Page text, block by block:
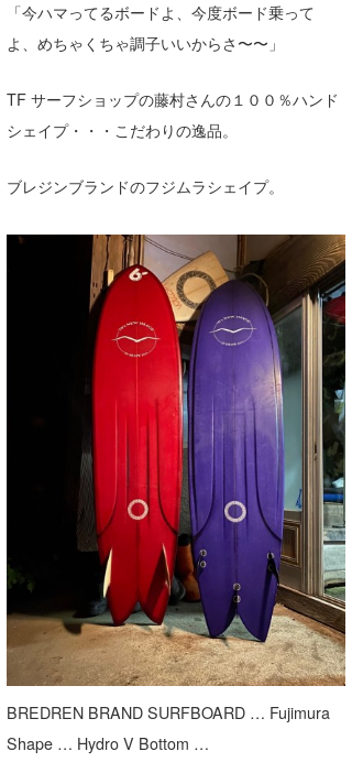
「今ハマってるボードよ、今度ボード乗って
よ、めちゃくちゃ調子いいからさ〜〜」
TF サーフショップの藤村さんの１００％ハンド
シェイプ・・・こだわりの逸品。
ブレジンブランドのフジムラシェイプ。
BREDREN BRAND SURFBOARD … Fujimura
Shape … Hydro V Bottom …